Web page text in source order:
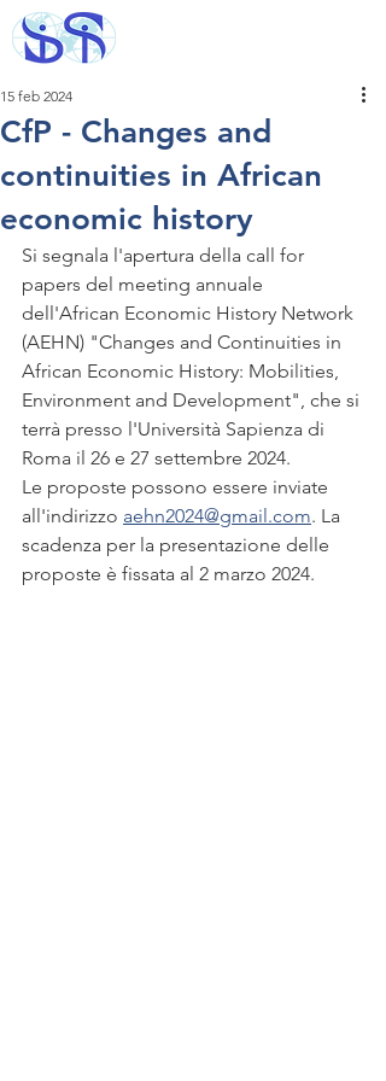
CfP - Changes and
continuities in African
economic history
15 feb 2024
Si segnala l'apertura della call for
papers del meeting annuale
dell'African Economic History Network
(AEHN) "Changes and Continuities in
African Economic History: Mobilities,
Environment and Development", che si
terrà presso l'Università Sapienza di
Roma il 26 e 27 settembre 2024.
Le proposte possono essere inviate
all'indirizzo aehn2024@gmail.com. La
scadenza per la presentazione delle
proposte è fissata al 2 marzo 2024.